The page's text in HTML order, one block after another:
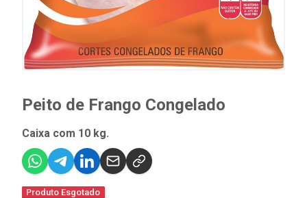
Peito de Frango Congelado
Caixa com 10 kg.
Produto Esgotado